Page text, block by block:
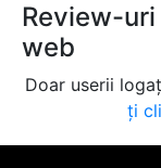
Review-
web
Doar userii
ți